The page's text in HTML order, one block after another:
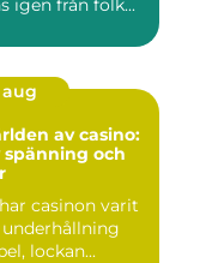
aug
av casino:
spänning och
casinon varit
lockan...